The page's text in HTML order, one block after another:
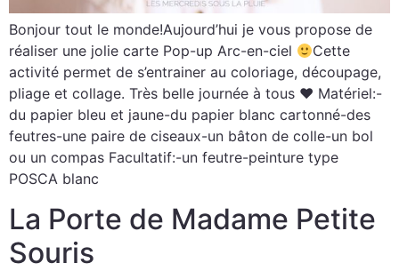
Bonjour tout le monde!Aujourd’hui je vous propose de
réaliser une jolie carte Pop-up Arc-en-ciel
Cette
activité permet de s’entrainer au coloriage, découpage,
pliage et collage. Très belle journée à tous ♥ Matériel:-
du papier bleu et jaune-du papier blanc cartonné-des
feutres-une paire de ciseaux-un bâton de colle-un bol
ou un compas Facultatif:-un feutre-peinture type
POSCA blanc
La Porte de Madame Petite
Souris